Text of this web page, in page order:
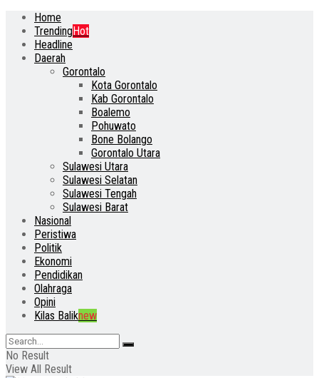
Home
TrendingHot
Headline
Daerah
Gorontalo
Kota Gorontalo
Kab Gorontalo
Boalemo
Pohuwato
Bone Bolango
Gorontalo Utara
Sulawesi Utara
Sulawesi Selatan
Sulawesi Tengah
Sulawesi Barat
Nasional
Peristiwa
Politik
Ekonomi
Pendidikan
Olahraga
Opini
Kilas Baliknew
No Result
View All Result